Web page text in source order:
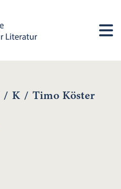
/ K / Timo Köster